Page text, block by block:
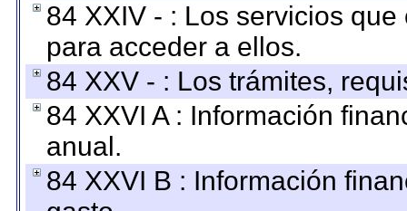
84 XXIV - : Los servicios
para acceder a ellos.
84 XXV - : Los trámites,
84 XXVI A : Información
anual.
84 XXVI B : Información